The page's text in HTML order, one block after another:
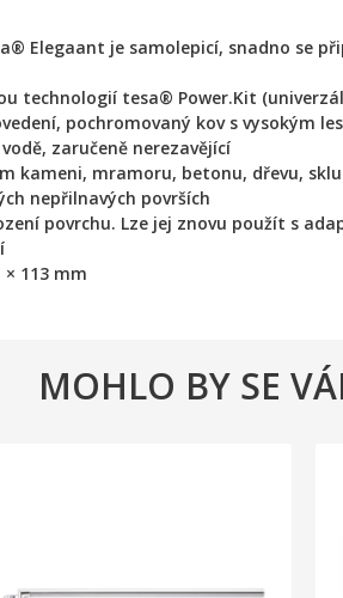
Elegaant je samolepicí, snadno se
technologií tesa® Power.Kit
pochromovaný kov s vysokým
zaručeně nerezavějící
kameni, mramoru, betonu, dřevu,
nepřilnavých površích
povrchu. Lze jej znovu použít s
113 mm
MOHLO BY SE